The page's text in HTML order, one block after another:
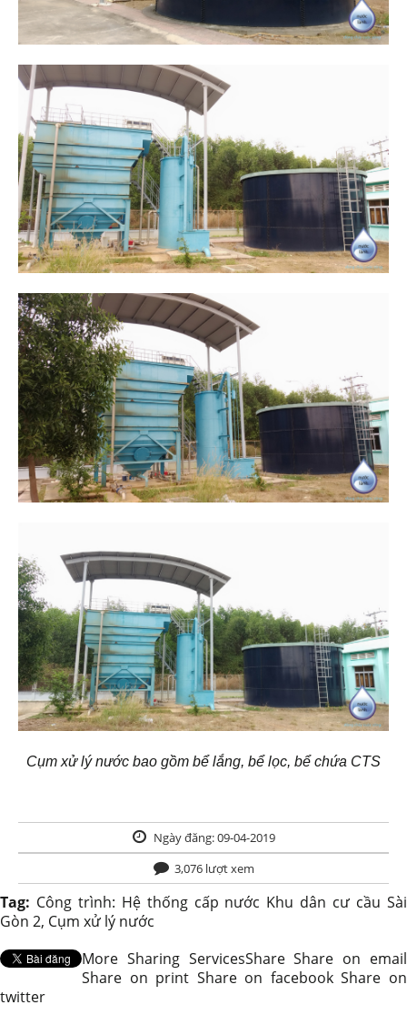
Cụm xử lý nước bao gồm bể lắng, bể lọc, bể chứa CTS
Ngày đăng: 09-04-2019
3,076 lượt xem
Tag: Công trình: Hệ thống cấp nước Khu dân cư cầu Sài
Gòn 2, Cụm xử lý nước
More Sharing ServicesShare Share on email
Share on print Share on facebook Share on
twitter